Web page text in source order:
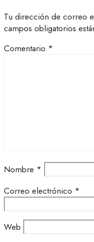
Tu dirección de correo
campos obligatorios
Comentario *
Nombre *
Correo electrónico *
Web